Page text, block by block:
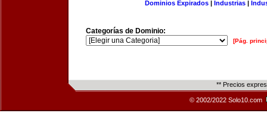
Dominios Expirados | Industrias |
Categorías de Dominio:
[Pág.
** Precios
© 2002/2022 Solo10.com